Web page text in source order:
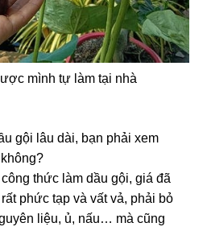
mình tự làm tại nhà
gội lâu dài, bạn phải xem
thức làm dầu gội, giá đã
phức tạp và vất vả, phải bỏ
liệu, ủ, nấu… mà cũng